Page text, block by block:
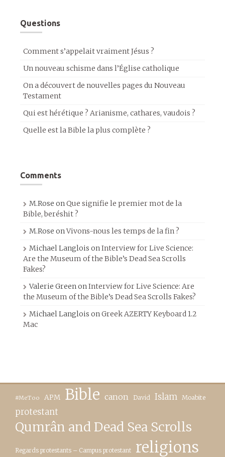
Questions
Comment s’appelait vraiment Jésus ?
Un nouveau schisme dans l’Église catholique
On a découvert de nouvelles pages du Nouveau
Testament
Qui est hérétique ? Arianisme, cathares, vaudois ?
Quelle est la Bible la plus complète ?
Comments
M.Rose onQue signifie le premier mot de la
Bible, beréshit ?
M.Rose onVivons-nous les temps de la fin ?
Michael Langlois onInterview for Live Science:
Are the Museum of the Bible’s Dead Sea Scrolls
Fakes?
Valerie GreenonInterview for Live Science: Are
the Museum of the Bible’s Dead Sea Scrolls Fakes?
Michael Langlois onGreek AZERTY Keyboard 1.2
Mac
#MeToo APM Bible canon David Islam Moabite
protestant
Qumrân and Dead Sea Scrolls
Regards protestants – Campus protestant religions